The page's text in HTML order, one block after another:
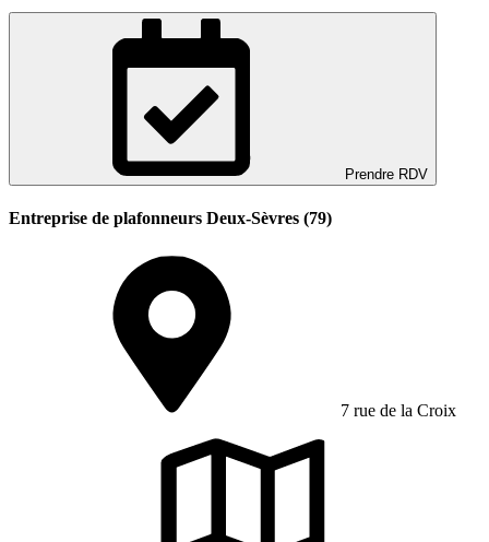
Prendre RDV
Entreprise de plafonneurs Deux-Sèvres (79)
7 rue de la Croix